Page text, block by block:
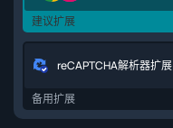
建议扩展
reCAPTCHA解析器扩展
备用扩展